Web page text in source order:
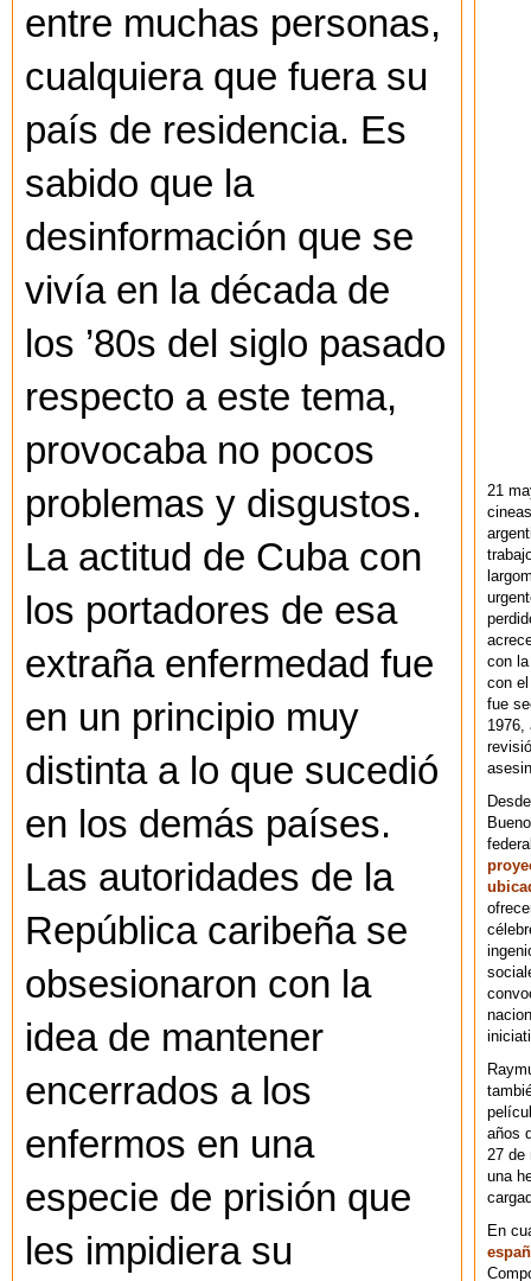
entre muchas personas,
cualquiera que fuera su
país de residencia. Es
sabido que la
desinformación que se
vivía en la década de
los ’80s del siglo pasado
respecto a este tema,
provocaba no pocos
problemas y disgustos.
La actitud de Cuba con
los portadores de esa
extraña enfermedad fue
en un principio muy
distinta a lo que sucedió
en los demás países.
Las autoridades de la
República caribeña se
obsesionaron con la
idea de mantener
encerrados a los
enfermos en una
especie de prisión que
les impidiera su
21
con
con
fue
1976,
años
27 de
una
En